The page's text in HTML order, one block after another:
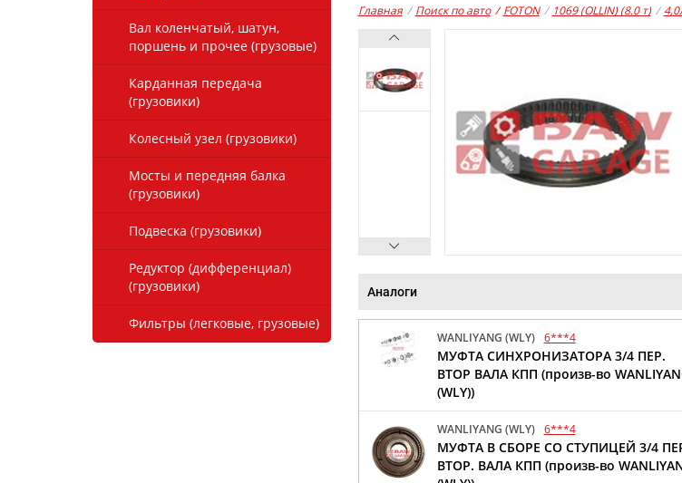
Вал коленчатый, шатун,
поршень и прочее (грузовые)
Карданная передача
(грузовики)
Колесный узел (грузовики)
Мосты и передняя балка
(грузовики)
Подвеска (грузовики)
Редуктор (дифференциал)
(грузовики)
Фильтры (легковые, грузовые)
Главная / Поиск по авто / FOTON / 1069 (OLLIN) (8.0 т) /
Аналоги
WANLIYANG (WLY) 6***4
МУФТА СИНХРОНИЗАТОРА 3/4 ПЕР.
ВТОР ВАЛА КПП (произв-во
(WLY))
WANLIYANG (WLY) 6***4
МУФТА В СБОРЕ СО СТУПИЦЕЙ 3/4
ВТОР. ВАЛА КПП (произв-во